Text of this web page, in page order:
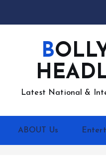
BOLLYWOOD
Latest National &
ABOUT Us